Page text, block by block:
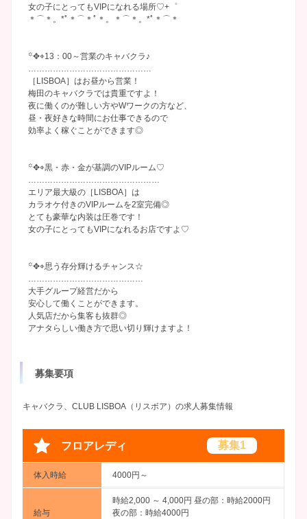
女の子にとってもVIPになれる場所♡+゜
＊⌒＊。*ﾟ＊⌒＊ﾟ＊。＊⌒＊。*ﾟ＊⌒＊
꙳✥⌖13：00～営業のキャバクラ♪
［LISBOA］はお昼から営業！
梅田のキャバクラでは貴重ですよ！
夜に働くのが難しい方やWワークの方など、
昼・夜好きな時間にお仕事できるので
効率よく稼ぐことができます◎
꙳✥⌖黒・赤・金が基調のVIPルーム♡
エリア最大級の［LISBOA］は
カラオケ付きのVIPルームを2室完備◎
とても豪華な内装は圧巻です！
女の子にとってもVIPになれるお店ですよ♡
꙳✥⌖思う存分輝けるチャンス☆
大手グループ経営だから
安心して働くことができます。
人気店だから集客も抜群◎
アナタらしい働き方で思い切り輝けますよ！
募集要項
キャバクラ、CLUB LISBOA（リスボア）の求人募集情報
フロアレディ 募集1
体入時給 4000円～
給与
時給2,000 ～ 4,000円 昼の部：時給2000円
夜の部：時給4000円